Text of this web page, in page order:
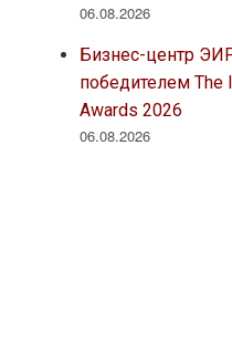
06.08.2026
Бизнес-центр
победителем The
Awards 2026
06.08.2026